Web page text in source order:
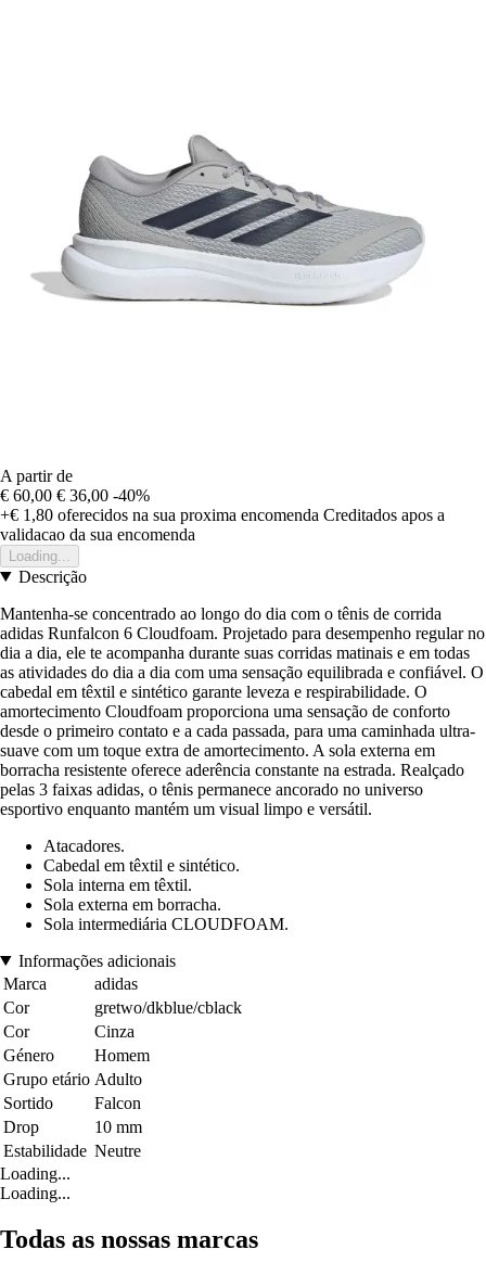
A partir de
€ 60,00 € 36,00 -40%
+€ 1,80 oferecidos na sua proxima encomenda Creditados apos a
validacao da sua encomenda
Loading...
Descrição
Mantenha-se concentrado ao longo do dia com o tênis de corrida
adidas Runfalcon 6 Cloudfoam. Projetado para desempenho regular no
dia a dia, ele te acompanha durante suas corridas matinais e em todas
as atividades do dia a dia com uma sensação equilibrada e confiável. O
cabedal em têxtil e sintético garante leveza e respirabilidade. O
amortecimento Cloudfoam proporciona uma sensação de conforto
desde o primeiro contato e a cada passada, para uma caminhada ultra-
suave com um toque extra de amortecimento. A sola externa em
borracha resistente oferece aderência constante na estrada. Realçado
pelas 3 faixas adidas, o tênis permanece ancorado no universo
esportivo enquanto mantém um visual limpo e versátil.
Atacadores.
Cabedal em têxtil e sintético.
Sola interna em têxtil.
Sola externa em borracha.
Sola intermediária CLOUDFOAM.
Informações adicionais
Marca
adidas
Cor
gretwo/dkblue/cblack
Cor
Cinza
Género
Homem
Grupo etário Adulto
Sortido
Falcon
Drop
10 mm
Estabilidade Neutre
Loading...
Loading...
Todas as nossas marcas